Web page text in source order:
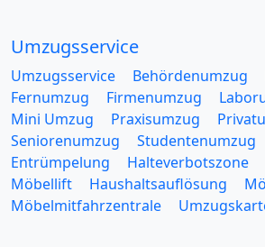
Umzugsservice
Umzugsservice Behördenumzug
Fernumzug
Firmenumzug
Mini Umzug
Praxisumzug
Seniorenumzug
Studentenumzug
Entrümpelung
Halteverbotszone
Möbellift
Haushaltsauflösung
Möbelmitfahrzentrale